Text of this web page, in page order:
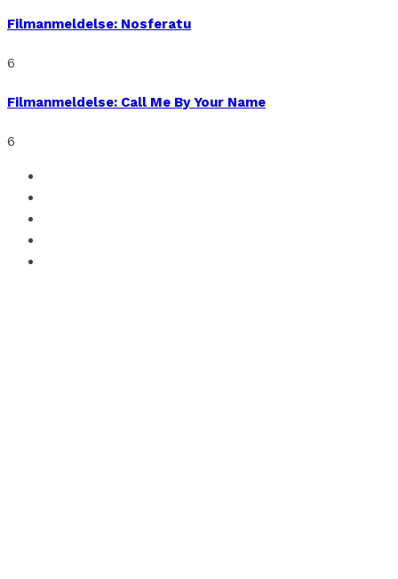
Filmanmeldelse: Nosferatu
6
Filmanmeldelse: Call Me By Your Name
6